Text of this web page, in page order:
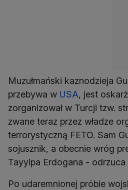
Muzułmański kaznodzieja
przebywa w USA, jest
zorganizował w Turcji tzw.
zwane teraz przez władze
terrorystyczną FETO. Sam
sojusznik, a obecnie wróg
Tayyipa Erdogana - odrzuca
Po udaremnionej próbie